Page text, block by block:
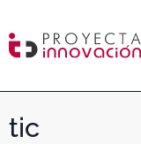
tic